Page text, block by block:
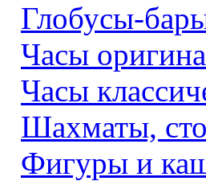
Глобусы-
Часы
Часы
Шахматы,
Фигуры и